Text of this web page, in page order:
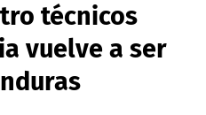
técnicos
vuelve a ser